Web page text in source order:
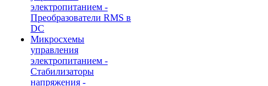
электропитанием -
Преобразователи RMS в
DC
Микросхемы
управления
электропитанием -
Стабилизаторы
напряжения -